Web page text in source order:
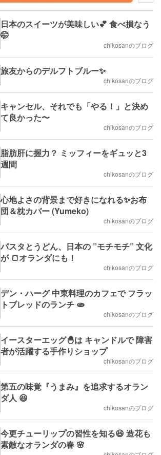
日本のスイーツが美味しい💕 食べ損なう
🤭
chikosanのブログ
旅友からのデルフトブルー✨
chikosanのブログ
キャンセル、それでも「やる！」と決め
て良かった〜
chikosanのブログ
脂肪肝に握力？ ミッフィーをギュッと3
週間
chikosanのブログ
心地よさの背景まで好きになれる✨お布
団＆枕カバー (Yumeko)
chikosanのブログ
パスタとうどん、日本の ”モチモチ” 文化
が 🍞オランダにも！
chikosanのブログ
デン・ハーグ 中東料理のカフェで フラッ
トブレッドのランチ 🫓
chikosanのブログ
イースターエッグ🐣は キャンドルで 障害
者が活躍する手作りショップ
chikosanのブログ
第五の味覚『うまみ』を追求するオラン
ダ人 😆
chikosanのブログ
今更チューリップの習性を知る😆 造花も
素敵なオランダの春 🌸